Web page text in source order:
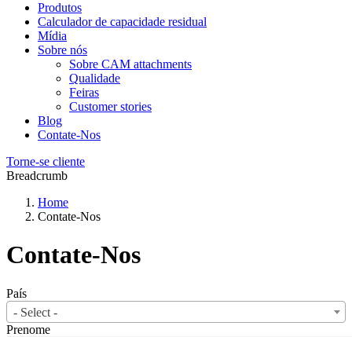
Produtos
Calculador de capacidade residual
Mídia
Sobre nós
Sobre CAM attachments
Qualidade
Feiras
Customer stories
Blog
Contate-Nos
Torne-se cliente
Breadcrumb
Home
Contate-Nos
Contate-Nos
País
- Select -
Prenome